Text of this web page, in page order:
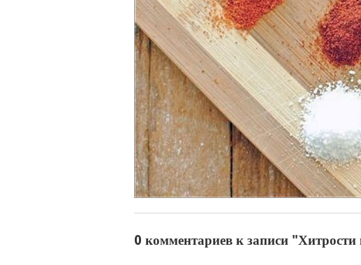
0 комментариев к записи